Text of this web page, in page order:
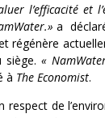
l’efficacité et
a
siège. «
à The Economist.
de